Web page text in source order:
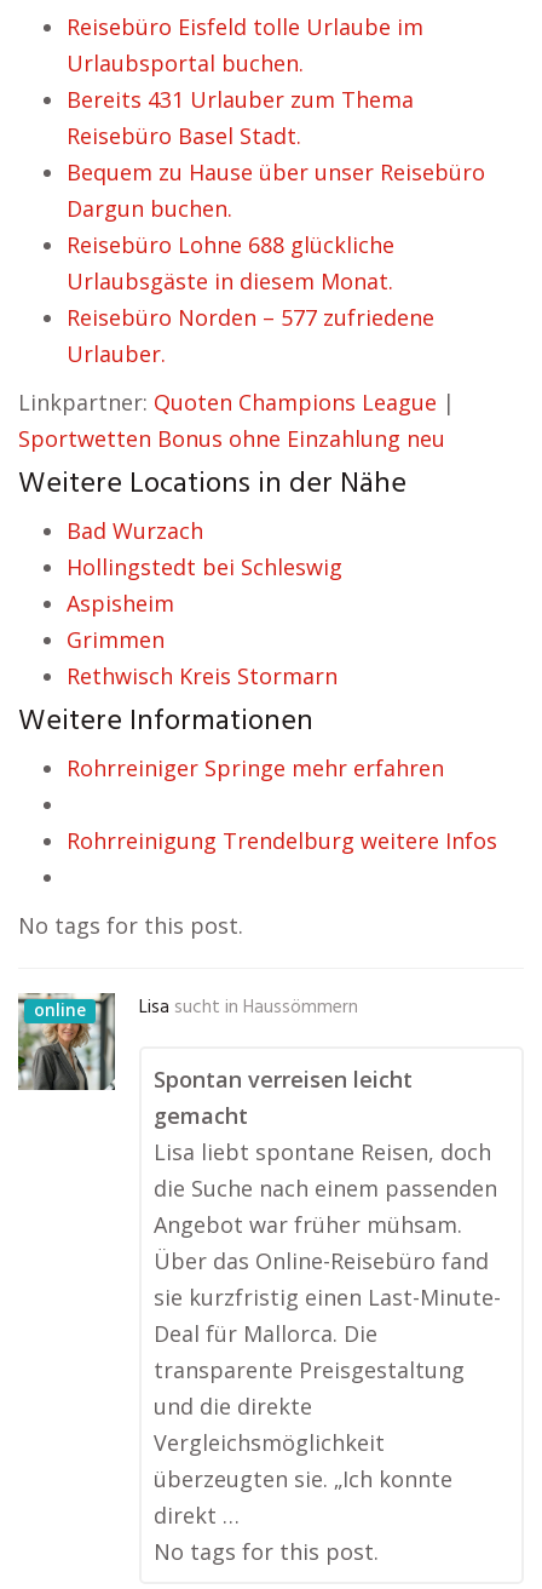
Reisebüro Eisfeld tolle Urlaube im
Urlaubsportal buchen.
Bereits 431 Urlauber zum Thema
Reisebüro Basel Stadt.
Bequem zu Hause über unser Reisebüro
Dargun buchen.
Reisebüro Lohne 688 glückliche
Urlaubsgäste in diesem Monat.
Reisebüro Norden – 577 zufriedene
Urlauber.
Linkpartner: Quoten Champions League |
Sportwetten Bonus ohne Einzahlung neu
Weitere Locations in der Nähe
Bad Wurzach
Hollingstedt bei Schleswig
Aspisheim
Grimmen
Rethwisch Kreis Stormarn
Weitere Informationen
Rohrreiniger Springe mehr erfahren
Rohrreinigung Trendelburg weitere Infos
No tags for this post.
online Lisa sucht in Haussömmern
Spontan verreisen leicht
gemacht
Lisa liebt spontane Reisen, doch
die Suche nach einem passenden
Angebot war früher mühsam.
Über das Online-Reisebüro fand
sie kurzfristig einen Last-Minute-
Deal für Mallorca. Die
transparente Preisgestaltung
und die direkte
Vergleichsmöglichkeit
überzeugten sie. „Ich konnte
direkt …
No tags for this post.